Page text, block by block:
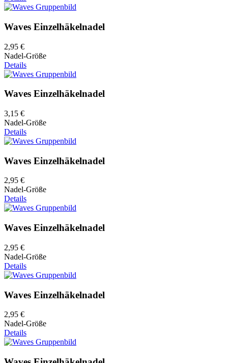
Waves Einzelhäkelnadel
2,95 €
Nadel-Größe
Details
Waves Einzelhäkelnadel
3,15 €
Nadel-Größe
Details
Waves Einzelhäkelnadel
2,95 €
Nadel-Größe
Details
Waves Einzelhäkelnadel
2,95 €
Nadel-Größe
Details
Waves Einzelhäkelnadel
2,95 €
Nadel-Größe
Details